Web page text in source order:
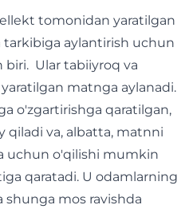
tomonidan yaratilgan
aylantirish uchun
biri. Ular tabiiyroq va
matnga aylanadi.
o'zgartirishga qaratilgan,
qiladi va, albatta, matnni
uchun o'qilishi mumkin
qaratadi. U odamlarning
mos ravishda